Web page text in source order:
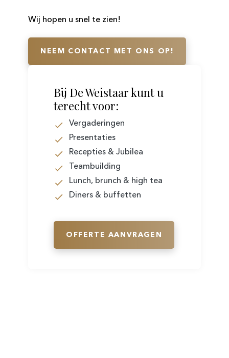
​Wij hopen u snel te zien!
NEEM CONTACT MET ONS OP!
​Bij De Weistaar kunt u
terecht voor:
Vergaderingen
Presentaties
Recepties & Jubilea
Teambuilding
Lunch, brunch & high tea
Diners & buffetten
OFFERTE AANVRAGEN